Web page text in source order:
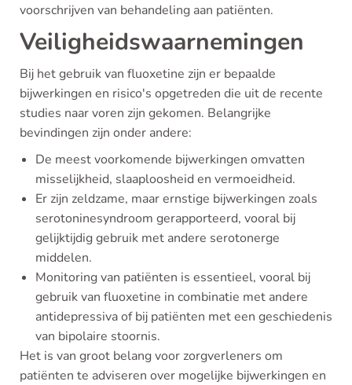
voorschrijven van behandeling aan patiënten.
Veiligheidswaarnemingen
Bij het gebruik van fluoxetine zijn er bepaalde
bijwerkingen en risico's opgetreden die uit de recente
studies naar voren zijn gekomen. Belangrijke
bevindingen zijn onder andere:
De meest voorkomende bijwerkingen omvatten
misselijkheid, slaaploosheid en vermoeidheid.
Er zijn zeldzame, maar ernstige bijwerkingen zoals
serotoninesyndroom gerapporteerd, vooral bij
gelijktijdig gebruik met andere serotonerge
middelen.
Monitoring van patiënten is essentieel, vooral bij
gebruik van fluoxetine in combinatie met andere
antidepressiva of bij patiënten met een geschiedenis
van bipolaire stoornis.
Het is van groot belang voor zorgverleners om
patiënten te adviseren over mogelijke bijwerkingen en